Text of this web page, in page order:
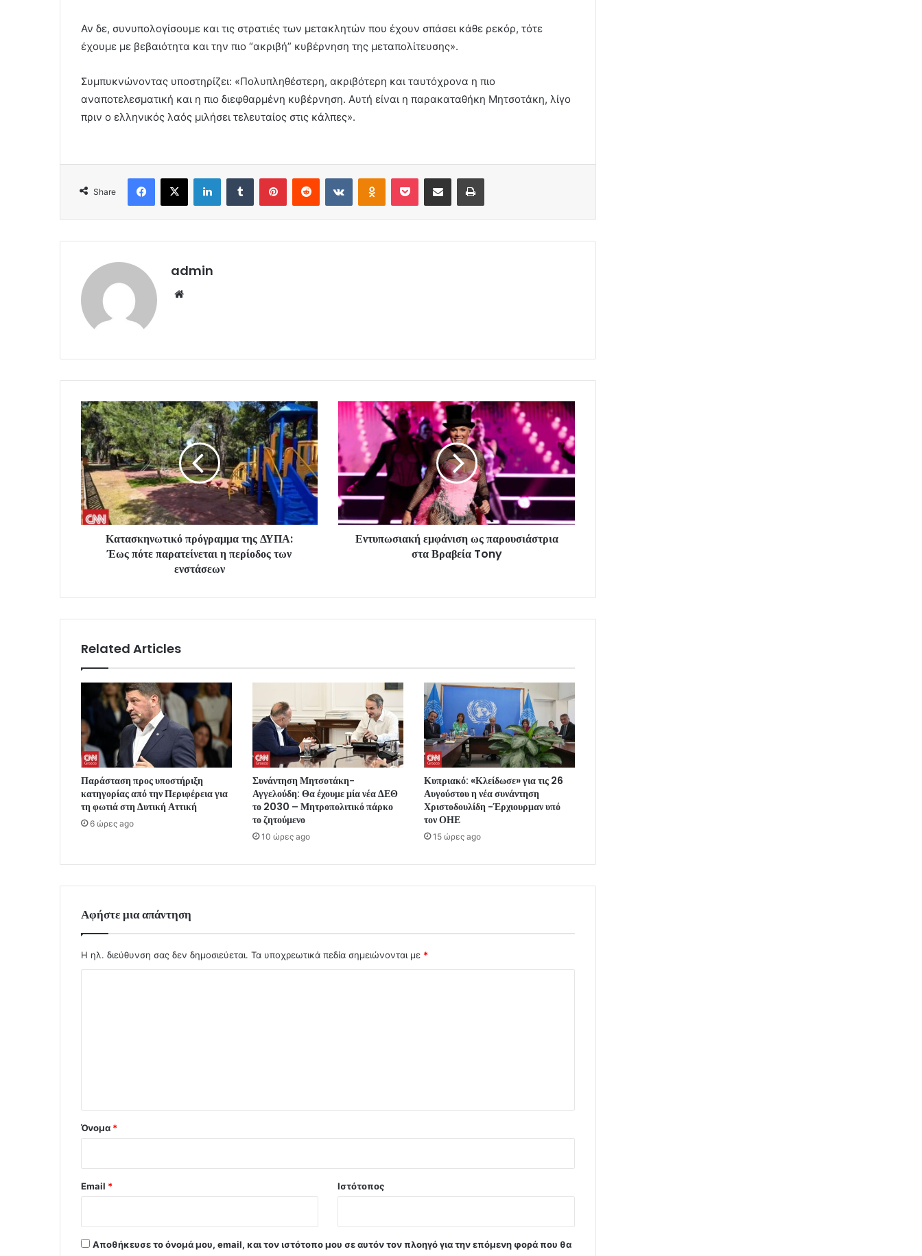
Αν δε, συνυπολογίσουμε και τις στρατιές των μετακλητών που έχουν σπάσει κάθε ρεκόρ, τότε
έχουμε με βεβαιότητα και την πιο “ακριβή” κυβέρνηση της μεταπολίτευσης».
Συμπυκνώνοντας υποστηρίζει: «Πολυπληθέστερη, ακριβότερη και ταυτόχρονα η πιο
αναποτελεσματική και η πιο διεφθαρμένη κυβέρνηση. Αυτή είναι η παρακαταθήκη Μητσοτάκη, λίγο
πριν ο ελληνικός λαός μιλήσει τελευταίος στις κάλπες».
Share
Facebook
X LinkedInTumblr PinterestReddit VKontakteOdnoklassniki
Pocket Share via Email Print
admin
Κατασκηνωτικό πρόγραμμα της ΔΥΠΑ:
Έως πότε παρατείνεται η περίοδος των
ενστάσεων
Εντυπωσιακή εμφάνιση ως παρουσιάστρια
στα Βραβεία Tony
Related Articles
Παράσταση προς υποστήριξη
κατηγορίας από την Περιφέρεια για
τη φωτιά στη Δυτική Αττική
6 ώρες ago
Συνάντηση Μητσοτάκη-
Αγγελούδη: Θα έχουμε μία νέα ΔΕΘ
το 2030 – Μητροπολιτικό πάρκο
το ζητούμενο
10 ώρες ago
Κυπριακό: «Κλείδωσε» για τις 26
Αυγούστου η νέα συνάντηση
Χριστοδουλίδη -Έρχιουρμαν υπό
τον ΟΗΕ
15 ώρες ago
Αφήστε μια απάντηση
Η ηλ. διεύθυνση σας δεν δημοσιεύεται. Τα υποχρεωτικά πεδία σημειώνονται με *
Όνομα *
Email * Ιστότοπος
Αποθήκευσε το όνομά μου, email, και τον ιστότοπο μου σε αυτόν τον πλοηγό για την επόμενη φορά που θα